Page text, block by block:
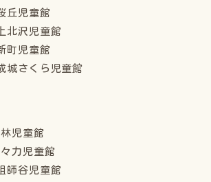
丘児童館
北沢児童館
町児童館
城さくら児童館
児童館
力児童館
師谷児童館